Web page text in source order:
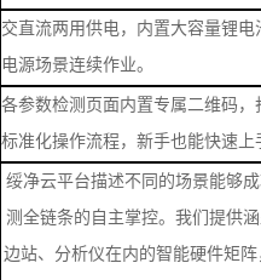
交直流两用供电，内置大容量锂电
电源场景连续作业。
各参数检测页面内置专属二维码
标准化操作流程，新手也能快速上
绥净云平台描述不同的场景能够
测全链条的自主掌控。我们提供
边站、分析仪在内的智能硬件矩